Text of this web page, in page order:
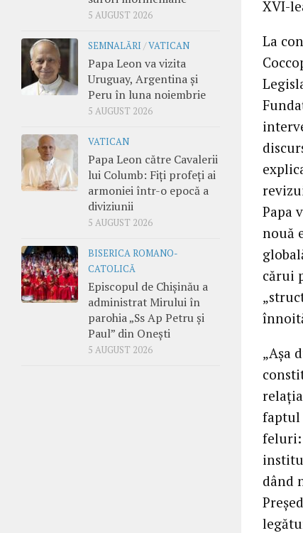
XVI-
La
Papa
nouă
cărui
„Aşa
faptul
feluri:
dând
5 AUGUST 2026
SEMNALĂRI /VATICAN
Papa Leon va vizita
Uruguay, Argentina și
Peru în luna noiembrie
5 AUGUST 2026
VATICAN
Papa Leon către Cavalerii
lui Columb: Fiți profeți ai
armoniei într-o epocă a
diviziunii
5 AUGUST 2026
BISERICA ROMANO-
CATOLICĂ
Episcopul de Chișinău a
administrat Mirului în
parohia „Ss Ap Petru și
Paul” din Onești
5 AUGUST 2026